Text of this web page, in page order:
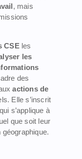
, mais
CSEles
les
des
actions de
Elle s’inscrit
s’applique à
que soit leur
géographique.